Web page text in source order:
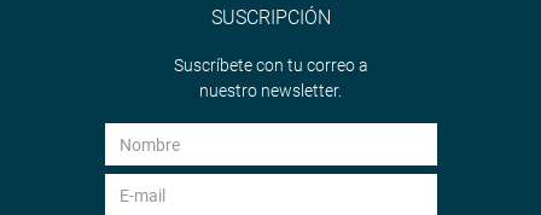
SUSCRIPCIÓN
Suscríbete con tu correo a
nuestro newsletter.